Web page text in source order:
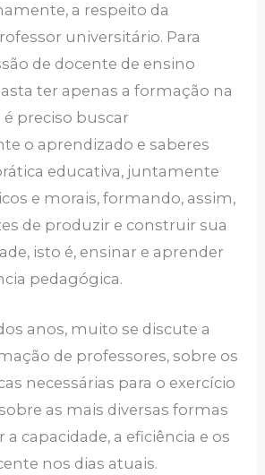
a respeito da
universitário. Para
de docente de ensino
ter apenas a formação na
é preciso buscar
o aprendizado e saberes
educativa, juntamente
e morais, formando, assim,
de produzir e construir sua
isto é, ensinar e aprender
pedagógica.
anos, muito se discute a
de professores, sobre os
necessárias para o exercício
as mais diversas formas
capacidade, a eficiência e os
nos dias atuais.